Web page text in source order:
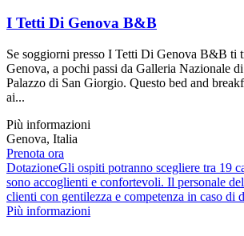
I Tetti Di Genova B&B
Se soggiorni presso I Tetti Di Genova B&B ti
Genova, a pochi passi da Galleria Nazionale
Palazzo di San Giorgio. Questo bed and
ai...
Più informazioni
Genova, Italia
Prenota ora
DotazioneGli ospiti potranno scegliere tra 19
sono accoglienti e confortevoli. Il personale
clienti con gentilezza e competenza in caso di
Più informazioni